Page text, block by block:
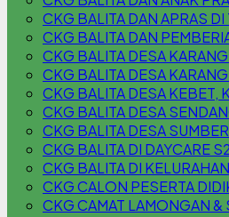
CKG BALITA DAN APRAS
CKG BALITA DAN
CKG BALITA DESA
CKG BALITA DESA
CKG BALITA DESA KEBET,
CKG BALITA DESA
CKG BALITA DESA
CKG BALITA DI DAYCARE
CKG BALITA DI
CKG CALON PESERTA
CKG CAMAT LAMONGAN &